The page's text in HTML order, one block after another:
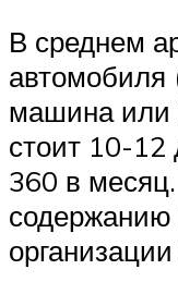
В среднем
автомобиля
машина или
стоит 10-12
360 в